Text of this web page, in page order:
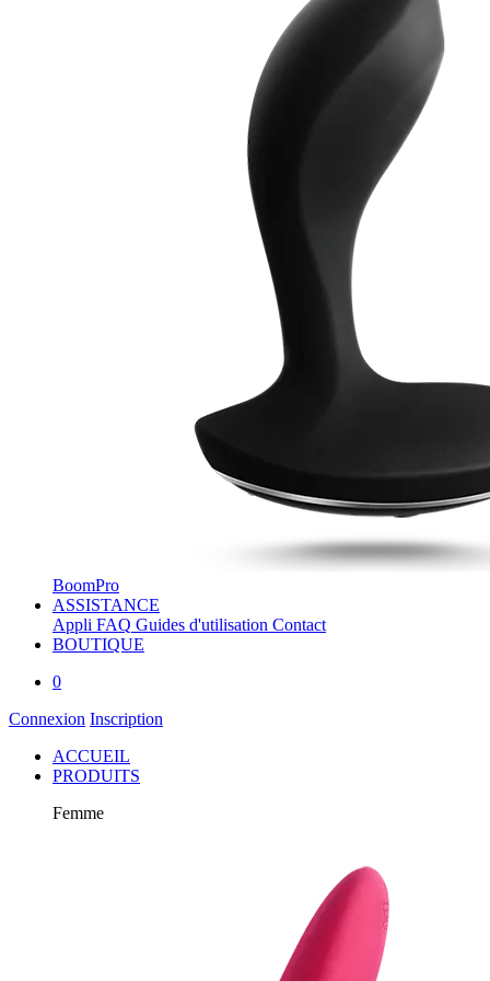
BoomPro
ASSISTANCE
Appli FAQ Guides d'utilisation Contact
BOUTIQUE
0
Connexion Inscription
ACCUEIL
PRODUITS
Femme